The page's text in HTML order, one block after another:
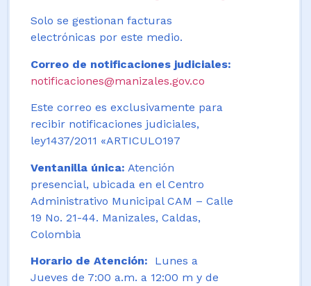
Solo se gestionan facturas
electrónicas por este medio.
Correo de notificaciones judiciales:
notificaciones@manizales.gov.co
Este correo es exclusivamente para
recibir notificaciones judiciales,
ley1437/2011 «ARTICULO197
Ventanilla única: Atención
presencial, ubicada en el Centro
Administrativo Municipal CAM – Calle
19 No. 21-44. Manizales, Caldas,
Colombia
Horario de Atención:
Lunes a
Jueves de 7:00 a.m. a 12:00 m y de